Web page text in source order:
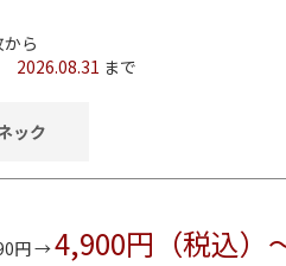
ら
2026.08.31 まで
ック
円 →4,900円（税込）